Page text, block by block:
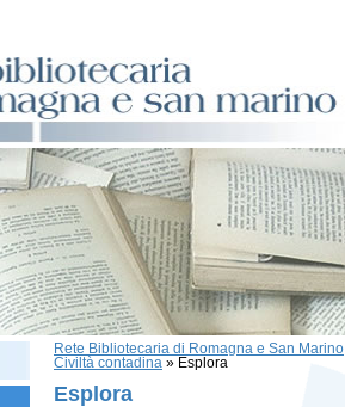
Rete Bibliotecaria di Romagna e San Marino
Civiltà contadina » Esplora
Esplora